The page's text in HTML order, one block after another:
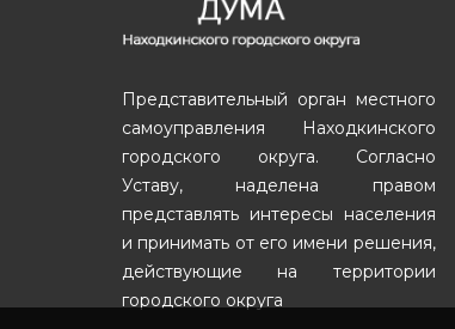
Представительный орган местного
самоуправления Находкинского
городского округа. Согласно
Уставу, наделена правом
представлять интересы населения
и принимать от его имени решения,
действующие на территории
городского округа